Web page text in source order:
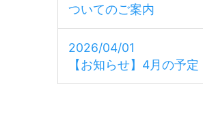
ついてのご案内
2026/04/01
【お知らせ】4月の予定